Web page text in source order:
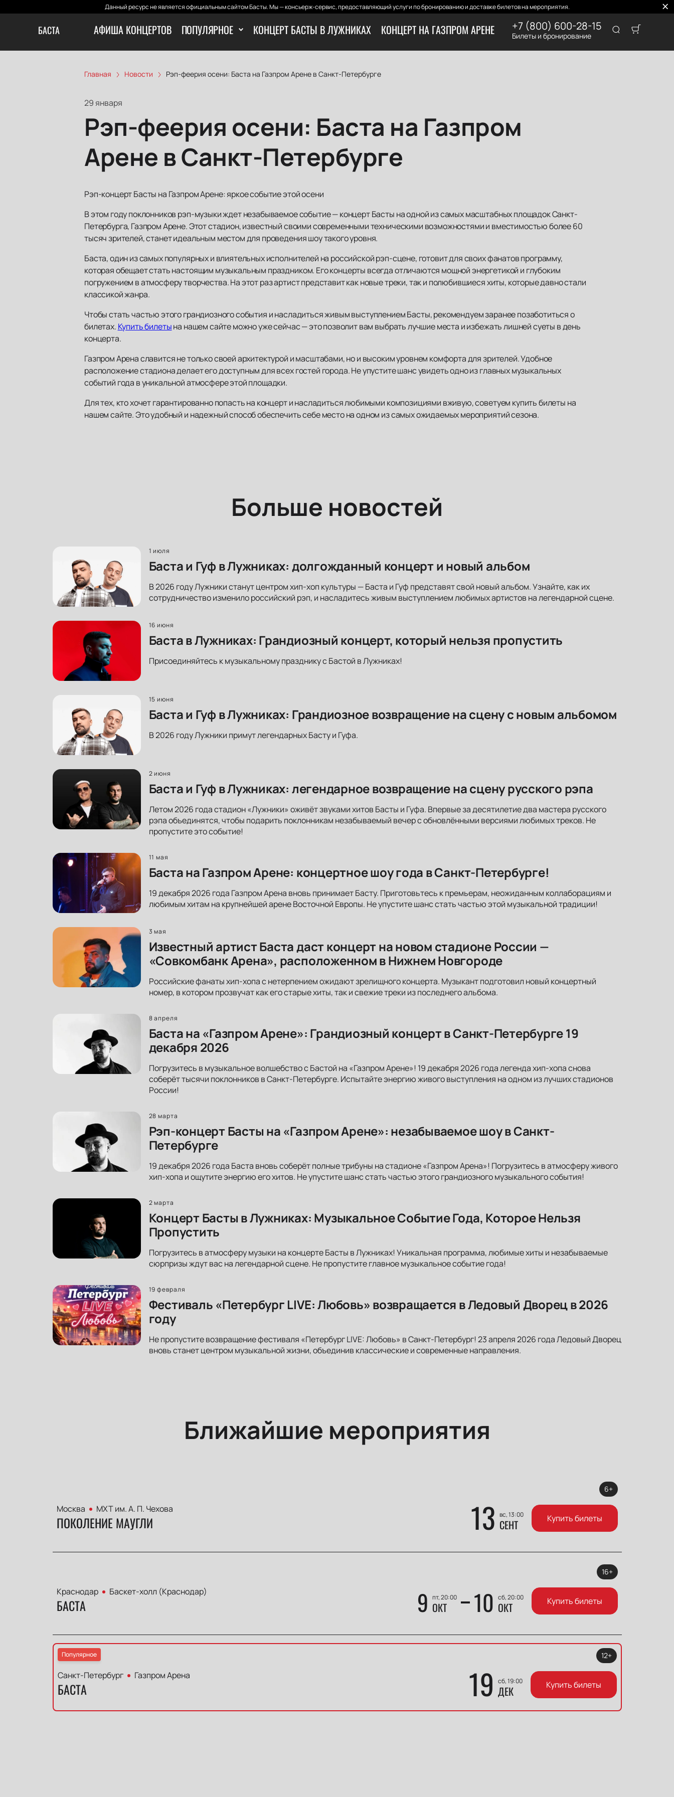
Данный ресурс не является официальным сайтом Басты. Мы — консьерж-сервис, предоставляющий услуги по бронированию и доставке билетов на мероприятия.
БАСТА АФИША КОНЦЕРТОВ ПОПУЛЯРНОЕ КОНЦЕРТ БАСТЫ В ЛУЖНИКАХ КОНЦЕРТ НА ГАЗПРОМ АРЕНЕ +7 (800) 600-28-15
Билеты и бронирование
Главная Новости Рэп-феерия осени: Баста на Газпром Арене в Санкт-Петербурге
29 января
Рэп-феерия осени: Баста на Газпром
Арене в Санкт-Петербурге
Рэп-концерт Басты на Газпром Арене: яркое событие этой осени
В этом году поклонников рэп-музыки ждет незабываемое событие — концерт Басты на одной из самых масштабных площадок Санкт-
Петербурга, Газпром Арене. Этот стадион, известный своими современными техническими возможностями и вместимостью более 60
тысяч зрителей, станет идеальным местом для проведения шоу такого уровня.
Баста, один из самых популярных и влиятельных исполнителей на российской рэп-сцене, готовит для своих фанатов программу,
которая обещает стать настоящим музыкальным праздником. Его концерты всегда отличаются мощной энергетикой и глубоким
погружением в атмосферу творчества. На этот раз артист представит как новые треки, так и полюбившиеся хиты, которые давно стали
классикой жанра.
Чтобы стать частью этого грандиозного события и насладиться живым выступлением Басты, рекомендуем заранее позаботиться о
билетах. Купить билетына нашем сайте можно уже сейчас — это позволит вам выбрать лучшие места и избежать лишней суеты в день
концерта.
Газпром Арена славится не только своей архитектурой и масштабами, но и высоким уровнем комфорта для зрителей. Удобное
расположение стадиона делает его доступным для всех гостей города. Не упустите шанс увидеть одно из главных музыкальных
событий года в уникальной атмосфере этой площадки.
Для тех, кто хочет гарантированно попасть на концерт и насладиться любимыми композициями вживую, советуем купить билеты на
нашем сайте. Это удобный и надежный способ обеспечить себе место на одном из самых ожидаемых мероприятий сезона.
Больше новостей
1 июля
Баста и Гуф в Лужниках: долгожданный концерт и новый альбом
В 2026 году Лужники станут центром хип-хоп культуры — Баста и Гуф представят свой новый альбом. Узнайте, как их
сотрудничество изменило российский рэп, и насладитесь живым выступлением любимых артистов на легендарной сцене.
16 июня
Баста в Лужниках: Грандиозный концерт, который нельзя пропустить
Присоединяйтесь к музыкальному празднику с Бастой в Лужниках!
15 июня
Баста и Гуф в Лужниках: Грандиозное возвращение на сцену с новым альбомом
В 2026 году Лужники примут легендарных Басту и Гуфа.
2 июня
Баста и Гуф в Лужниках: легендарное возвращение на сцену русского рэпа
Летом 2026 года стадион «Лужники» оживёт звуками хитов Басты и Гуфа. Впервые за десятилетие два мастера русского
рэпа объединятся, чтобы подарить поклонникам незабываемый вечер с обновлёнными версиями любимых треков. Не
пропустите это событие!
11 мая
Баста на Газпром Арене: концертное шоу года в Санкт-Петербурге!
19 декабря 2026 года Газпром Арена вновь принимает Басту. Приготовьтесь к премьерам, неожиданным коллаборациям и
любимым хитам на крупнейшей арене Восточной Европы. Не упустите шанс стать частью этой музыкальной традиции!
3 мая
Известный артист Баста даст концерт на новом стадионе России —
«Совкомбанк Арена», расположенном в Нижнем Новгороде
Российские фанаты хип-хопа с нетерпением ожидают зрелищного концерта. Музыкант подготовил новый концертный
номер, в котором прозвучат как его старые хиты, так и свежие треки из последнего альбома.
8 апреля
Баста на «Газпром Арене»: Грандиозный концерт в Санкт-Петербурге 19
декабря 2026
Погрузитесь в музыкальное волшебство с Бастой на «Газпром Арене»! 19 декабря 2026 года легенда хип-хопа снова
соберёт тысячи поклонников в Санкт-Петербурге. Испытайте энергию живого выступления на одном из лучших стадионов
России!
28 марта
Рэп-концерт Басты на «Газпром Арене»: незабываемое шоу в Санкт-
Петербурге
19 декабря 2026 года Баста вновь соберёт полные трибуны на стадионе «Газпром Арена»! Погрузитесь в атмосферу живого
хип-хопа и ощутите энергию его хитов. Не упустите шанс стать частью этого грандиозного музыкального события!
2 марта
Концерт Басты в Лужниках: Музыкальное Событие Года, Которое Нельзя
Пропустить
Погрузитесь в атмосферу музыки на концерте Басты в Лужниках! Уникальная программа, любимые хиты и незабываемые
сюрпризы ждут вас на легендарной сцене. Не пропустите главное музыкальное событие года!
19 февраля
Фестиваль «Петербург LIVE: Любовь» возвращается в Ледовый Дворец в 2026
году
Не пропустите возвращение фестиваля «Петербург LIVE: Любовь» в Санкт-Петербург! 23 апреля 2026 года Ледовый Дворец
вновь станет центром музыкальной жизни, объединив классические и современные направления.
Ближайшие мероприятия
Москва МХТ им. А. П. Чехова
ПОКОЛЕНИЕ МАУГЛИ 13 вс, 13:00
СЕНТ
6+
Купить билеты
Краснодар Баскет-холл (Краснодар)
БАСТА 9 пт, 20:00
ОКТ 10 сб, 20:00
ОКТ
16+
Купить билеты
Популярное
Санкт-Петербург Газпром Арена
БАСТА 19 сб, 19:00
ДЕК
12+
Купить билеты